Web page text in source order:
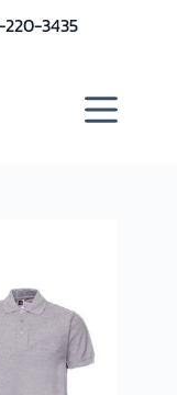
3435